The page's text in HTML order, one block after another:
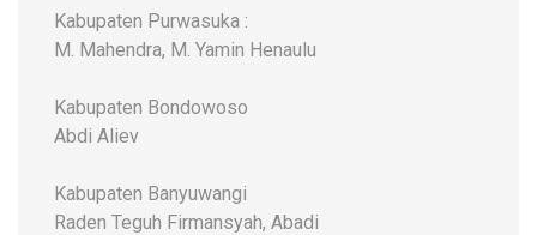
Kabupaten Purwasuka :
M. Mahendra, M. Yamin Henaulu
Kabupaten Bondowoso
Abdi Aliev
Kabupaten Banyuwangi
Raden Teguh Firmansyah, Abadi